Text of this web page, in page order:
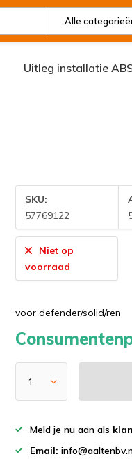
Alle
Uitleg installatie
SKU:
57769122
Niet op
voorraad
voor defender/solid/ren
Meld je nu aan als
Email: